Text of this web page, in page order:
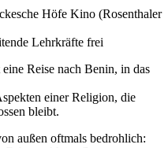
Höfe Kino (Rosenthaler
Lehrkräfte frei
Reise nach Benin, in das
einer Religion, die
bleibt.
außen oftmals bedrohlich: